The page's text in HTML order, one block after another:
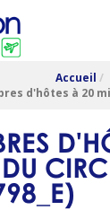
Accueil /
d'hôtes à 20
)